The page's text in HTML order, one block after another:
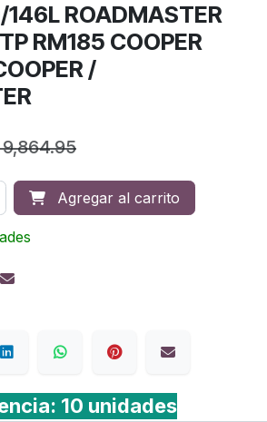
146L ROADMASTER
RM185 COOPER
/
9,864.95
Agregar al carrito
10 unidades